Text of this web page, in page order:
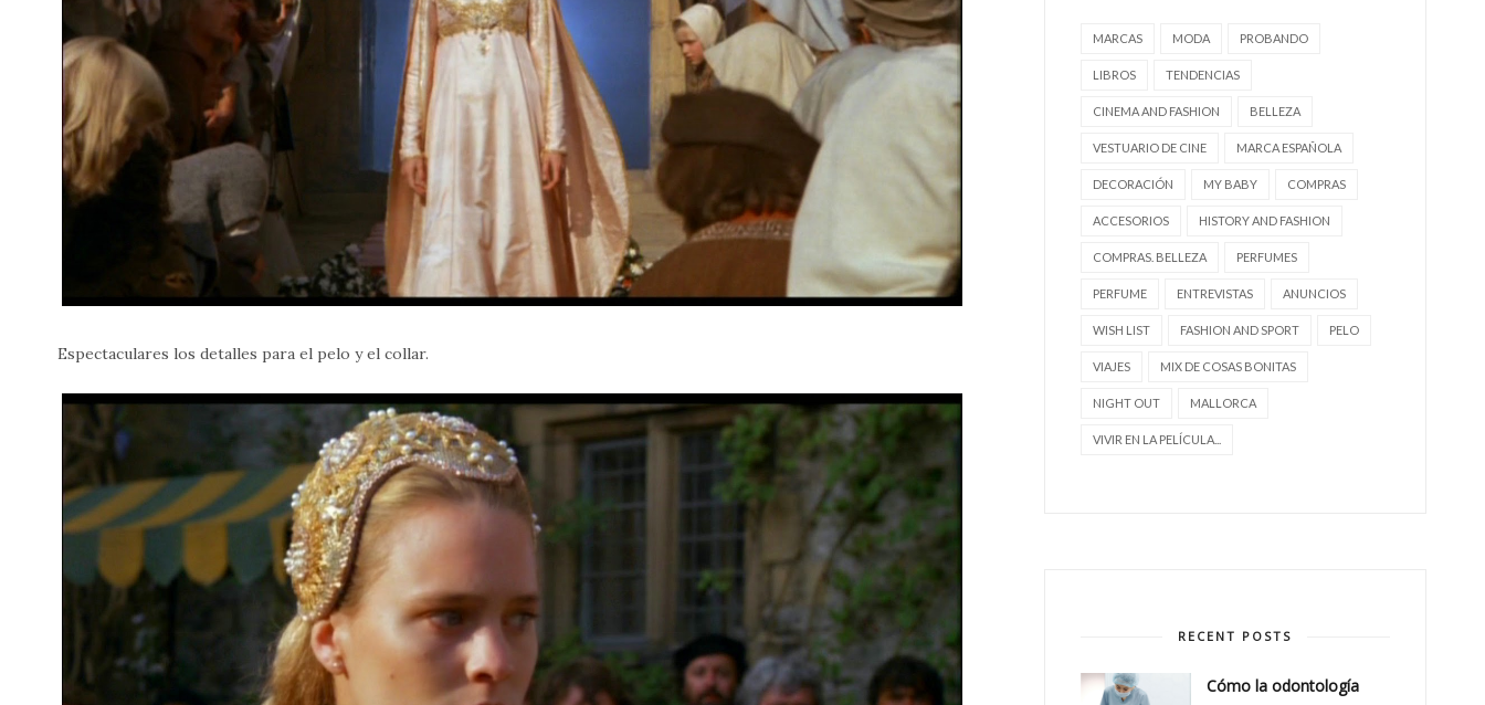
Espectaculares los detalles para el pelo y el collar.
MARCAS MODA PROBANDO
LIBROS TENDENCIAS
CINEMA AND FASHION BELLEZA
VESTUARIO DE CINE MARCA ESPAÑOLA
DECORACIÓN MY BABY COMPRAS
ACCESORIOS HISTORY AND FASHION
COMPRAS. BELLEZA PERFUMES
PERFUME ENTREVISTAS ANUNCIOS
WISH LIST FASHION AND SPORT PELO
VIAJES MIX DE COSAS BONITAS
NIGHT OUT MALLORCA
VIVIR EN LA PELÍCULA...
RECENT POSTS
Cómo la odontología